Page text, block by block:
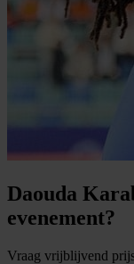
Daouda
evenement?
Vraag vrijblijvend